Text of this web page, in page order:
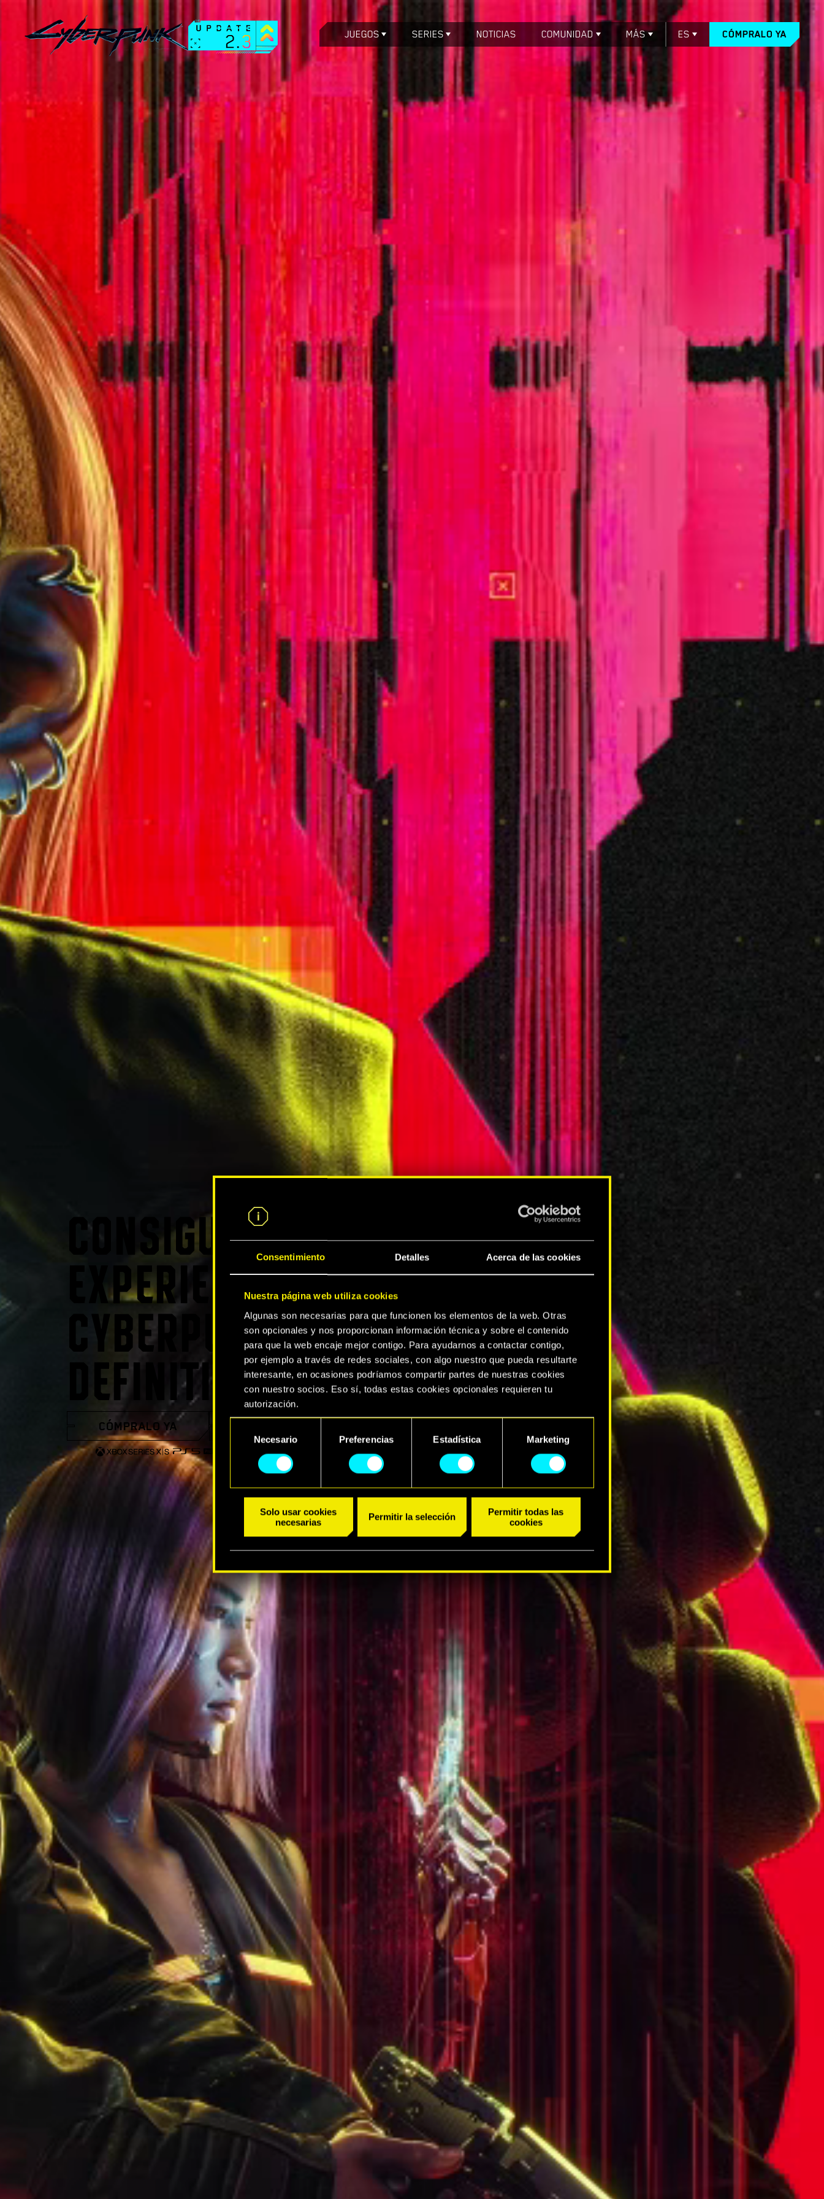
Consentimiento Detalles Acerca de las cookies
Nuestra página web utiliza cookies
Algunas son necesarias para que funcionen los elementos de la web. Otras
son opcionales y nos proporcionan información técnica y sobre el contenido
para que la web encaje mejor contigo. Para ayudarnos a contactar contigo,
por ejemplo a través de redes sociales, con algo nuestro que pueda resultarte
interesante, en ocasiones podríamos compartir partes de nuestras cookies
con nuestro socios. Eso sí, todas estas cookies opcionales requieren tu
autorización.
Encontrarás todos los detalles sobre nuestro uso de las cookies y podrás
consentimiento
Necesario Preferencias Estadística Marketing
Solo usar cookies
necesarias
Permitir la selección
Permitir todas las
cookies
JUEGOS SERIES NOTICIAS COMUNIDAD MÁS ES CÓMPRALO YA
CONSIGUE LA
EXPERIENCIA
CYBERPUNK 2077
DEFINITIVA
CÓMPRALO YA